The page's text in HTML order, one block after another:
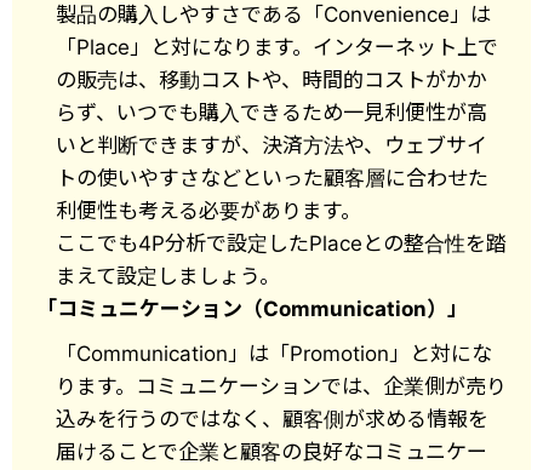
製品の購入しやすさである「Convenience」は
「Place」と対になります。インターネット上で
の販売は、移動コストや、時間的コストがかか
らず、いつでも購入できるため一見利便性が高
いと判断できますが、決済方法や、ウェブサイ
トの使いやすさなどといった顧客層に合わせた
利便性も考える必要があります。
ここでも4P分析で設定したPlaceとの整合性を踏
まえて設定しましょう。
「コミュニケーション（Communication）」
「Communication」は「Promotion」と対にな
ります。コミュニケーションでは、企業側が売り
込みを行うのではなく、顧客側が求める情報を
届けることで企業と顧客の良好なコミュニケー